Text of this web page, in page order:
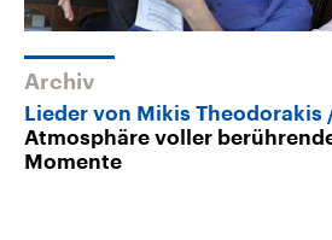
Archiv
Lieder von Mikis Theodorakis
Atmosphäre voller
Momente